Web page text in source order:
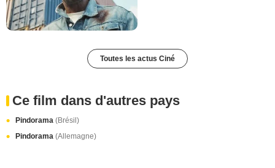
Toutes les actus Ciné
Ce film dans d'autres pays
Pindorama (Brésil)
Pindorama (Allemagne)